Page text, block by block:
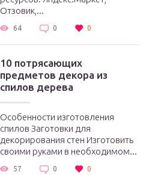
Отзовик,...
64 0 0
10 потрясающих
предметов декора из
спилов дерева
Особенности изготовления
спилов Заготовки для
декорирования стен Изготовить
своими руками в необходимом...
57 0 0